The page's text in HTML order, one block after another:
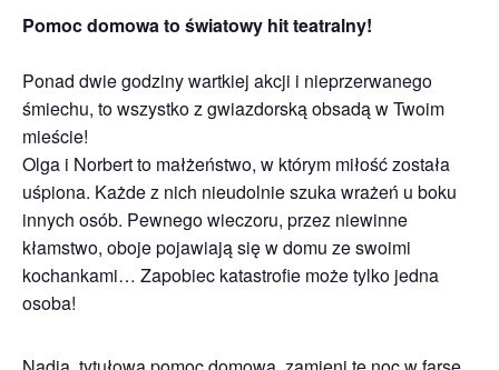
Pomoc domowa to światowy hit teatralny!
Ponad dwie godziny wartkiej akcji i nieprzerwanego
śmiechu, to wszystko z gwiazdorską obsadą w Twoim
mieście!
Olga i Norbert to małżeństwo, w którym miłość została
uśpiona. Każde z nich nieudolnie szuka wrażeń u boku
innych osób. Pewnego wieczoru, przez niewinne
kłamstwo, oboje pojawiają się w domu ze swoimi
kochankami… Zapobiec katastrofie może tylko jedna
osoba!